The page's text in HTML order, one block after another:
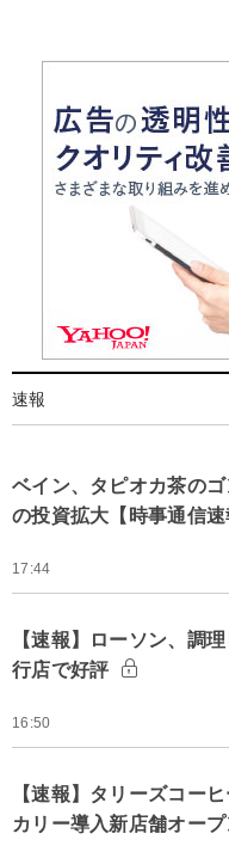
速報
ベイン、タピオカ茶の
の投資拡大【時事通信速
17:44
【速報】ローソン、調
行店で好評
16:50
【速報】タリーズコー
カリー導入新店舗オープ